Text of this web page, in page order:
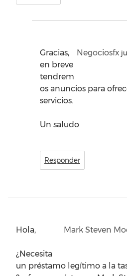
Negociosfx
Gracias,
en breve
tendrem
os anuncios para
servicios.
Un saludo
Responder
Mark Steven
Hola,
¿Necesita
un préstamo legítimo a la